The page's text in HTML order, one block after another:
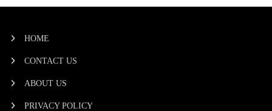
HOME
CONTACT US
ABOUT US
PRIVACY POLICY